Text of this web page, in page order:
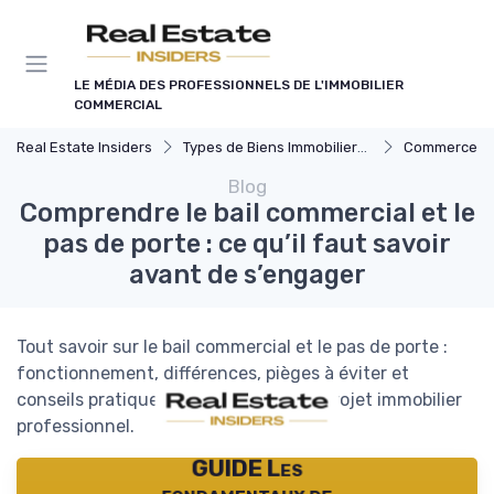
LE MÉDIA DES PROFESSIONNELS DE L'IMMOBILIER
COMMERCIAL
Real Estate Insiders Types de Biens Immobiliers Commerciaux Commerces
Blog
Comprendre le bail commercial et le
pas de porte : ce qu’il faut savoir
avant de s’engager
Tout savoir sur le bail commercial et le pas de porte :
fonctionnement, différences, pièges à éviter et
conseils pratiques pour réussir votre projet immobilier
professionnel.
GUIDE Les